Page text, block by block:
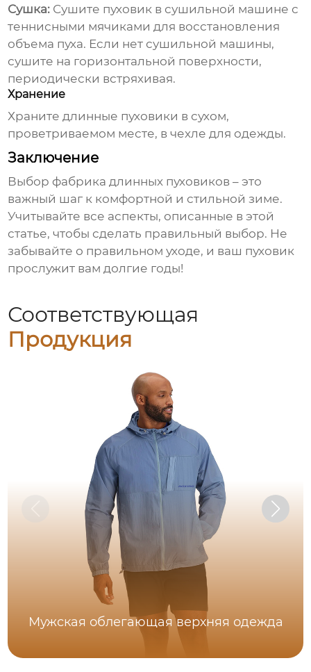
Сушка: Сушите пуховик в сушильной машине с
теннисными мячиками для восстановления
объема пуха. Если нет сушильной машины,
сушите на горизонтальной поверхности,
периодически встряхивая.
Хранение
Хранитедлинные пуховики в сухом,
проветриваемом месте, в чехле для одежды.
Заключение
Выбор фабрика длинных пуховиков – это
важный шаг к комфортной и стильной зиме.
Учитывайте все аспекты, описанные в этой
статье, чтобы сделать правильный выбор. Не
забывайте о правильном уходе, и ваш пуховик
прослужит вам долгие годы!
Соответствующая
Продукция
Мужская облегающая верхняя одежда